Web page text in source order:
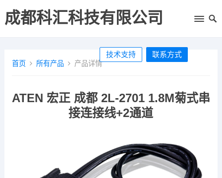
成都科汇科技有限公司
技术支持 联系方式
首页 所有产品 产品详情
ATEN 宏正 成都 2L-2701 1.8M菊式串
接连接线+2通道